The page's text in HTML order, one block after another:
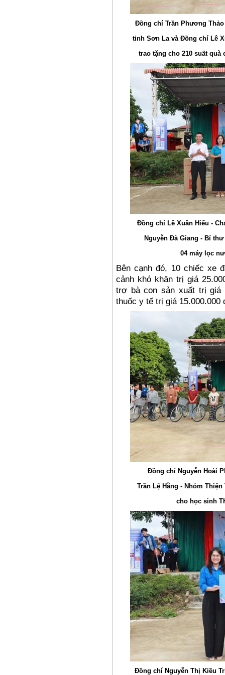
Đồng chí Trần Phương
tỉnh Sơn La và Đồng chí Lê
trao tặng cho 210 suất quà
Đồng chí Lê Xuân Hiếu -
Nguyễn Đà Giang - Bí
04 máy lọc
Bên cạnh đó, 10 chiếc xe
cảnh khó khăn trị giá
trợ bà con sản xuất trị giá
thuốc y tế trị giá
Đồng chí Nguyễn Hoài
Trần Lệ Hằng - Nhóm
cho học sinh
Đồng chí Nguyễn Thị Kiều